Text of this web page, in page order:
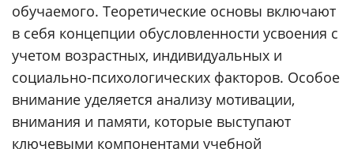
обучаемого. Теоретические основы включают
в себя концепции обусловленности усвоения с
учетом возрастных, индивидуальных и
социально-психологических факторов. Особое
внимание уделяется анализу мотивации,
внимания и памяти, которые выступают
ключевыми компонентами учебной